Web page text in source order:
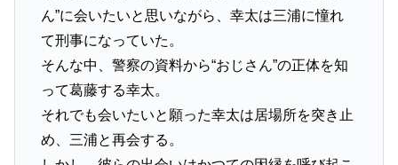
ん”に会いたいと思いながら、幸太は三浦に憧れ
て刑事になっていた。
そんな中、警察の資料から“おじさん”の正体を知
って葛藤する幸太。
それでも会いたいと願った幸太は居場所を突き止
め、三浦と再会する。